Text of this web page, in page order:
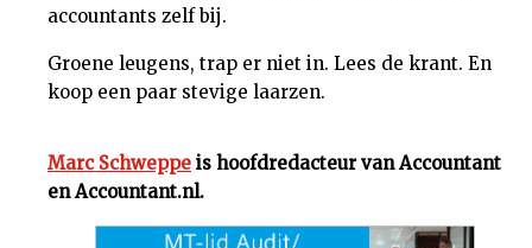
accountants zelf bij.
Groene leugens, trap er niet in. Lees de krant. En
koop een paar stevige laarzen.
Marc Schweppe is hoofdredacteur van Accountant
en Accountant.nl.